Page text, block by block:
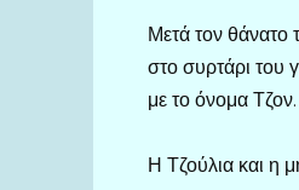
Μετά τον θάνατο
στο συρτάρι του
με το όνομα Τζον.
Η Τζούλια και η